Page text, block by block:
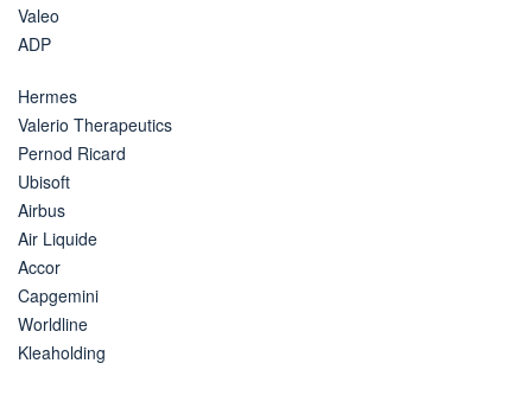
Valeo
ADP
Hermes
Valerio Therapeutics
Pernod Ricard
Ubisoft
Airbus
Air Liquide
Accor
Capgemini
Worldline
Kleaholding